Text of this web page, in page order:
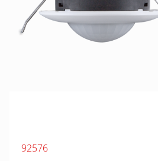
92576